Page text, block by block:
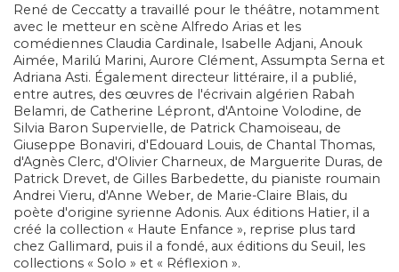
René de Ceccatty a travaillé pour le théâtre, notamment
avec le metteur en scène Alfredo Arias et les
comédiennes Claudia Cardinale, Isabelle Adjani, Anouk
Aimée, Marilú Marini, Aurore Clément, Assumpta Serna et
Adriana Asti. Également directeur littéraire, il a publié,
entre autres, des œuvres de l'écrivain algérien Rabah
Belamri, de Catherine Lépront, d'Antoine Volodine, de
Silvia Baron Supervielle, de Patrick Chamoiseau, de
Giuseppe Bonaviri, d'Edouard Louis, de Chantal Thomas,
d'Agnès Clerc, d'Olivier Charneux, de Marguerite Duras, de
Patrick Drevet, de Gilles Barbedette, du pianiste roumain
Andrei Vieru, d'Anne Weber, de Marie-Claire Blais, du
poète d'origine syrienne Adonis. Aux éditions Hatier, il a
créé la collection « Haute Enfance », reprise plus tard
chez Gallimard, puis il a fondé, aux éditions du Seuil, les
collections « Solo » et « Réflexion ».